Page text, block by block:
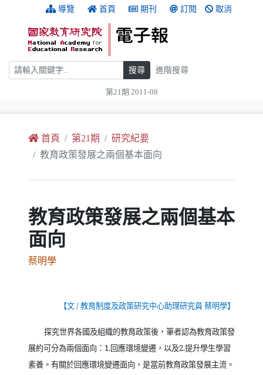
跳到主要內容 導覽 首頁 期刊 訂閱 取消
搜尋 搜尋 進階搜尋
第21期 2011-08
首頁 第21期
研究紀要
教育政策發展之兩個基本面向
教育政策發展之兩個基本
面向
蔡明學
【文/教育制度及政策研究中心助理研究員 蔡明學】
探究世界各國及組織的教育政策後，筆者認為教育政策發
展約可分為兩個面向： 1.回應環境變遷，以及2.提升學生學習
素養。有關於回應環境變遷面向，是當前教育政策發展主流。